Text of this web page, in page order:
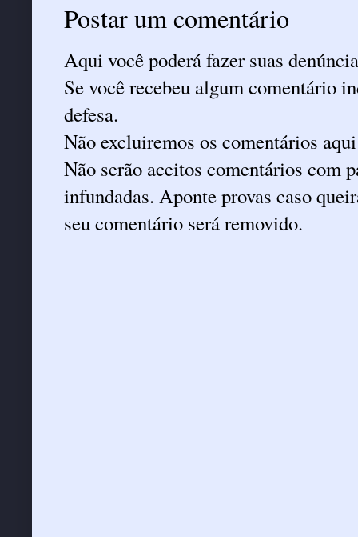
Postar um comentário
Aqui você poderá fazer suas
Se você recebeu algum comentário
defesa.
Não excluiremos os comentários
Não serão aceitos comentários com
infundadas. Aponte provas caso
seu comentário será removido.